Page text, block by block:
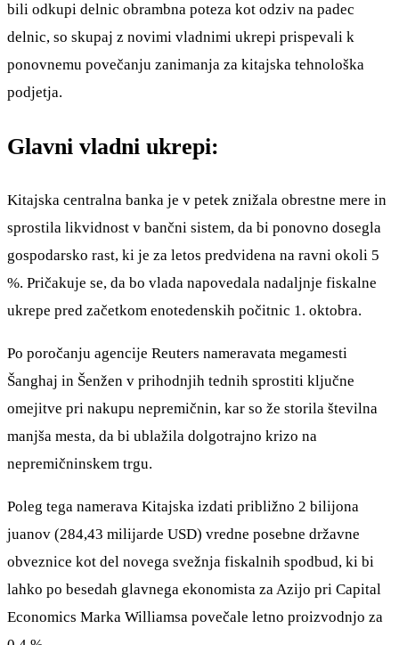
bili odkupi delnic obrambna poteza kot odziv na padec
delnic, so skupaj z novimi vladnimi ukrepi prispevali k
ponovnemu povečanju zanimanja za kitajska tehnološka
podjetja.
Glavni vladni ukrepi:
Kitajska centralna banka je v petek znižala obrestne mere in
sprostila likvidnost v bančni sistem, da bi ponovno dosegla
gospodarsko rast, ki je za letos predvidena na ravni okoli 5
%. Pričakuje se, da bo vlada napovedala nadaljnje fiskalne
ukrepe pred začetkom enotedenskih počitnic 1. oktobra.
Po poročanju agencije Reuters nameravata megamesti
Šanghaj in Šenžen v prihodnjih tednih sprostiti ključne
omejitve pri nakupu nepremičnin, kar so že storila številna
manjša mesta, da bi ublažila dolgotrajno krizo na
nepremičninskem trgu.
Poleg tega namerava Kitajska izdati približno 2 bilijona
juanov (284,43 milijarde USD) vredne posebne državne
obveznice kot del novega svežnja fiskalnih spodbud, ki bi
lahko po besedah glavnega ekonomista za Azijo pri Capital
Economics Marka Williamsa povečale letno proizvodnjo za